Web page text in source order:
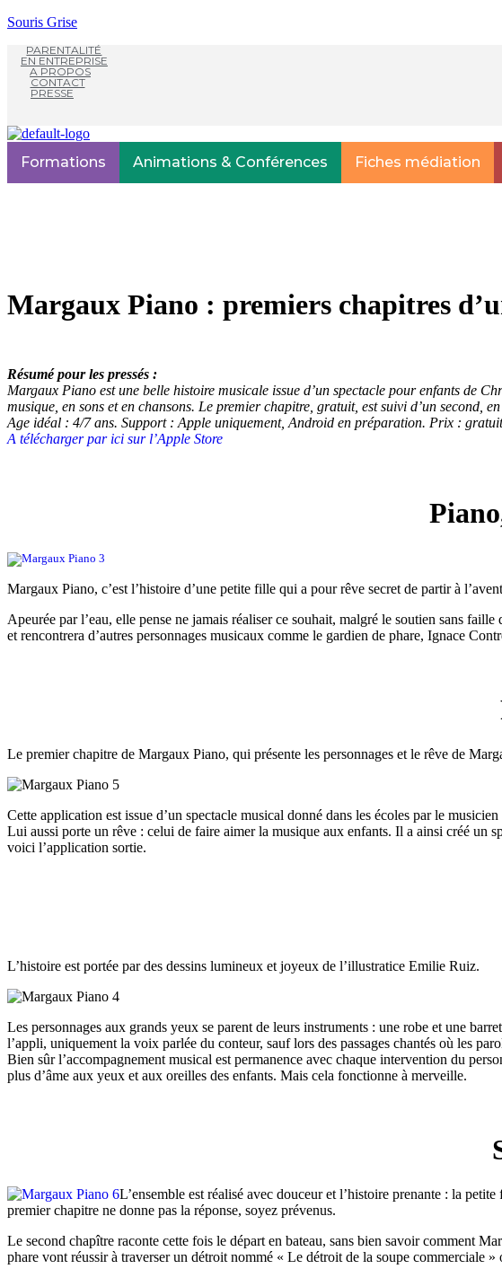
Souris Grise
PARENTALITÉ
EN ENTREPRISE
A PROPOS
CONTACT
PRESSE
Formations Animations & Conférences Fiches médiation
Margaux Piano : premiers chapitres
Résumé pour les pressés :
Margaux Piano est une belle histoire musicale issue d’un spectacle pour enfants de
musique, en sons et en chansons. Le premier chapitre, gratuit, est suivi d’un second,
Age idéal : 4/7 ans. Support : Apple uniquement, Android en préparation. Prix :
A télécharger par ici sur l’Apple Store
Margaux Piano, c’est l’histoire d’une petite fille qui a pour rêve secret de partir à
Apeurée par l’eau, elle pense ne jamais réaliser ce souhait, malgré le soutien sans
et rencontrera d’autres personnages musicaux comme le gardien de phare, Ignace
Le premier chapitre de Margaux Piano, qui présente les personnages et le rêve de
Cette application est issue d’un spectacle musical donné dans les écoles par le
Lui aussi porte un rêve : celui de faire aimer la musique aux enfants. Il a ainsi créé un
voici l’application sortie.
L’histoire est portée par des dessins lumineux et joyeux de l’illustratice Emilie Ruiz.
Les personnages aux grands yeux se parent de leurs instruments : une robe et une
l’appli, uniquement la voix parlée du conteur, sauf lors des passages chantés où les
Bien sûr l’accompagnement musical est permanence avec chaque intervention du
plus d’âme aux yeux et aux oreilles des enfants. Mais cela fonctionne à merveille.
L’ensemble est réalisé avec douceur et l’histoire prenante : la
premier chapitre ne donne pas la réponse, soyez prévenus.
Le second chapître raconte cette fois le départ en bateau, sans bien savoir comment
phare vont réussir à traverser un détroit nommé « Le détroit de la soupe commerciale